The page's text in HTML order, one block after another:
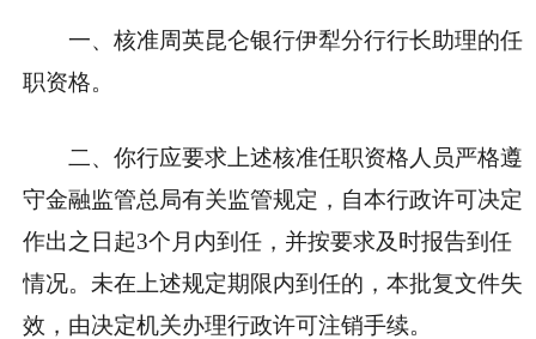
一、核准周英昆仑银行伊犁分行行长助理的任
职资格。
二、你行应要求上述核准任职资格人员严格遵
守金融监管总局有关监管规定，自本行政许可决定
作出之日起3个月内到任，并按要求及时报告到任
情况。未在上述规定期限内到任的，本批复文件失
效，由决定机关办理行政许可注销手续。